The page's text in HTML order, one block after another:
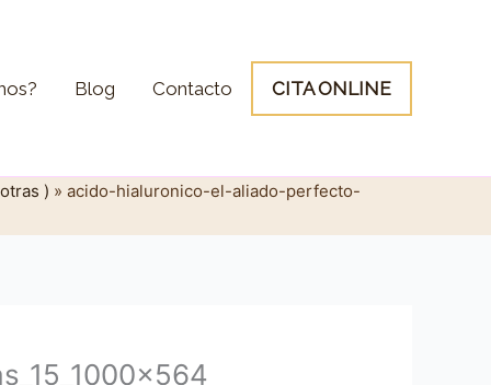
Blog Contacto CITA ONLINE
) » acido-hialuronico-el-aliado-perfecto-